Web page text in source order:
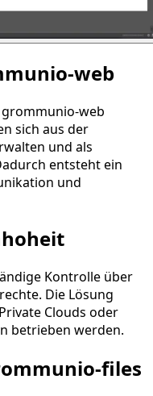
web
web
sich aus der
und als
entsteht ein
und
Kontrolle über
Die Lösung
Clouds oder
betrieben werden.
files